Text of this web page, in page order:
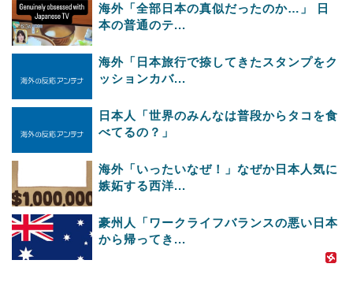
海外「全部日本の真似だったのか…」 日
本の普通のテ...
海外「日本旅行で捺してきたスタンプをク
ッションカバ...
日本人「世界のみんなは普段からタコを食
べてるの？」
海外「いったいなぜ！」なぜか日本人気に
嫉妬する西洋...
豪州人「ワークライフバランスの悪い日本
から帰ってき...